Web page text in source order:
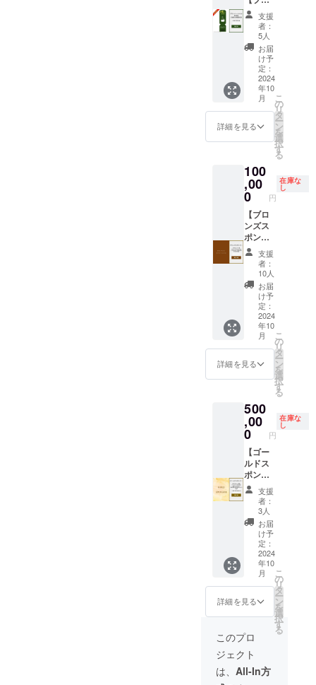
い。
円〜と
なりま
す。詳
しいお
値段
は、ご
予約の
際にHP
もしく
は予約
よりご
確認く
(URL：
coming
soon) ※
割引
コード
を発行
いたし
ます。
HPより
ご予約
の際、
忘れず
に記入
をお願
いいた
しま
宿泊料
金の目
安：2名
宿泊
（食事
無）：
合計
48,000
円〜、4
名宿泊
無）：
合計
名宿泊
（食事
無）：
合計
112,000
円〜と
なりま
す。詳
しいお
値段
は、ご
予約の
際にHP
もしく
は予約
サイト
確認く
ださ
coming
soon) ※
割引
コード
を発行
いたし
ます。
HPより
ご予約
の際、
忘れず
に記入
をお願
いいた
しま
す。
となり
ます。
食材は
付きま
せん。
ご自由
にお持
ち込み
くださ
い。 ・
有効期
日〜
2027年
9月30日
までの3
年間 ※
宿泊料
金の目
安：2名
宿泊
（食事
無）：
合計
48,000
円〜、4
名宿泊
（食事
無）：
合計
円〜、8
（食事
無）：
合計
112,000
円〜と
なりま
す。詳
しいお
値段
は、ご
予約の
際にHP
もしく
は予約
サイト
よりご
確認く
ださ
coming
割引
コード
を発行
での日
帰りプ
ラン予
約時に
ご利用
いただ
けま
す。 ・
オープ
ン後に
日帰り
ありま
せん
が、ク
ラウド
ファン
ディン
グ特別
プラン
となり
ます。
・当施
設の稼
働可能
日に限
定した
ご提供
となり
ます。
ん。ご
自由に
お持ち
込みく
ださ
い。 ・
現金へ
の交換
はでき
ませ
ん。 ・
有効期
間：
2024年
10月1
日〜
2027年
9月30日
割引
コード
を発行
いたし
ます。
イベー
トサウ
ナ＆
BBQ日
帰り特
別プラ
ン 3時
間利
用】 日
帰り割
引コー
ド
28,000
「log&s
auna 和
-
nagomi,
wakaya
ma- 」
での日
帰りプ
ラン予
約時に
ご利用
いただ
けま
す。 ・
オープ
ン後に
日帰り
プラン
の実施
予定は
せん
が、ク
ラウド
ファン
ディン
グ特別
プラン
となり
ます。
・当施
設の稼
働可能
日に限
定した
ご提供
となり
ます。
・食材
は付き
ませ
ん。ご
自由に
お持ち
込みく
ださ
支援
者：
5人
お届
け予
定：
2024
年10
月
詳細を見る
こ
の
リ
タ
ー
ン
を
選
択
す
る
100
,00
0 円
在庫な
し
【ブロ
ンズス
ポン
サー】
HPスポ
ンサー
欄&ログ
ハウス
のテラ
ス席へ
の記名
板に支
援者様
の法人
名もし
くはお
（ニッ
クネー
ム）を
掲載し
ます。
・掲載
期間：
2024年
10月1
日〜
2029年
9月30日
までの5
年間 ・
掲載方
法：文
字の
み、ロ
ゴ／バ
ナーの
掲載は
不可 ・
掲載サ
イズ：
5cmほ
支援
者：
10人
お届
け予
定：
2024
年10
月
詳細を見る
こ
の
リ
タ
ー
ン
を
選
択
す
る
500
,00
0 円
在庫な
し
【ゴー
ルドス
ポン
サー】
HPスポ
ンサー
欄&サウ
ナ内へ
の記名
板に支
援者様
の法人
名もし
くはお
名前
（ニッ
クネー
ム）を
掲載&当
社
Instagr
支援
者：
3人
お届
け予
定：
2024
年10
月
詳細を見る
こ
の
リ
タ
ー
ン
を
選
択
す
る
このプロ
ジェクト
は、 All-In方